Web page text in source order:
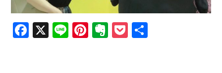
Facebook
X LinePinterest
Evernote
Pocket